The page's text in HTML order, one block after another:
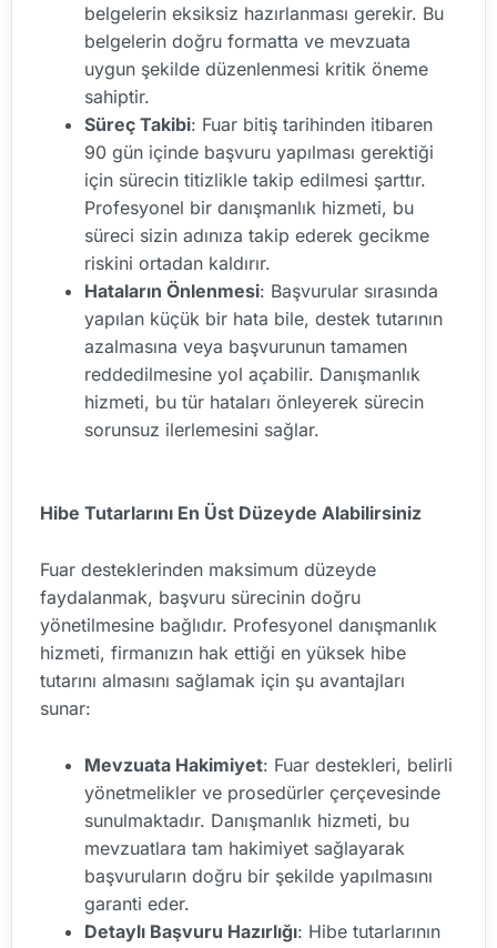
belgelerin eksiksiz hazırlanması gerekir. Bu
belgelerin doğru formatta ve mevzuata
uygun şekilde düzenlenmesi kritik öneme
sahiptir.
Süreç Takibi: Fuar bitiş tarihinden itibaren
90 gün içinde başvuru yapılması gerektiği
için sürecin titizlikle takip edilmesi şarttır.
Profesyonel bir danışmanlık hizmeti, bu
süreci sizin adınıza takip ederek gecikme
riskini ortadan kaldırır.
Hataların Önlenmesi: Başvurular sırasında
yapılan küçük bir hata bile, destek tutarının
azalmasına veya başvurunun tamamen
reddedilmesine yol açabilir. Danışmanlık
hizmeti, bu tür hataları önleyerek sürecin
sorunsuz ilerlemesini sağlar.
Hibe Tutarlarını En Üst Düzeyde Alabilirsiniz
Fuar desteklerinden maksimum düzeyde
faydalanmak, başvuru sürecinin doğru
yönetilmesine bağlıdır. Profesyonel danışmanlık
hizmeti, firmanızın hak ettiği en yüksek hibe
tutarını almasını sağlamak için şu avantajları
sunar:
Mevzuata Hakimiyet: Fuar destekleri, belirli
yönetmelikler ve prosedürler çerçevesinde
sunulmaktadır. Danışmanlık hizmeti, bu
mevzuatlara tam hakimiyet sağlayarak
başvuruların doğru bir şekilde yapılmasını
garanti eder.
Detaylı Başvuru Hazırlığı: Hibe tutarlarının